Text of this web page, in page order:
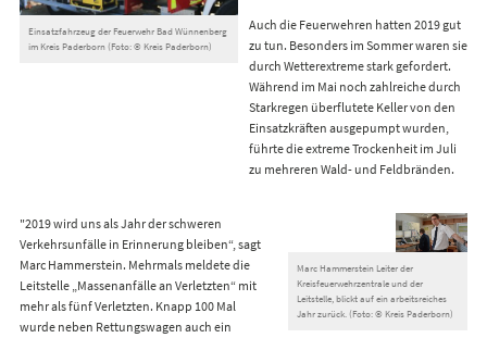
Einsatzfahrzeug der Feuerwehr Bad Wünnenberg
im Kreis Paderborn (Foto: © Kreis Paderborn)
Auch die Feuerwehren hatten 2019 gut
zu tun. Besonders im Sommer waren sie
durch Wetterextreme stark gefordert.
Während im Mai noch zahlreiche durch
Starkregen überflutete Keller von den
Einsatzkräften ausgepumpt wurden,
führte die extreme Trockenheit im Juli
zu mehreren Wald- und Feldbränden.
Marc Hammerstein Leiter der
Kreisfeuerwehrzentrale und der
Leitstelle, blickt auf ein arbeitsreiches
Jahr zurück. (Foto: © Kreis Paderborn)
"2019 wird uns als Jahr der schweren
Verkehrsunfälle in Erinnerung bleiben“, sagt
Marc Hammerstein. Mehrmals meldete die
Leitstelle „Massenanfälle an Verletzten“ mit
mehr als fünf Verletzten. Knapp 100 Mal
wurde neben Rettungswagen auch ein